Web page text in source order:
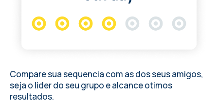
Compare sua sequencia com as dos seus amigos,
seja o lider do seu grupo e alcance otimos
resultados.